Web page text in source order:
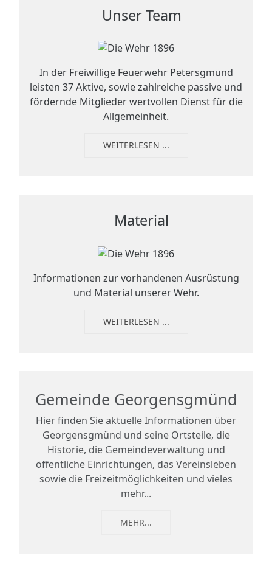
Unser Team
In der Freiwillige Feuerwehr Petersgmünd
leisten 37 Aktive, sowie zahlreiche passive und
fördernde Mitglieder wertvollen Dienst für die
Allgemeinheit.
WEITERLESEN ...
Material
Informationen zur vorhandenen Ausrüstung
und Material unserer Wehr.
WEITERLESEN ...
Gemeinde Georgensgmünd
Hier finden Sie aktuelle Informationen über
Georgensgmünd und seine Ortsteile, die
Historie, die Gemeindeverwaltung und
öffentliche Einrichtungen, das Vereinsleben
sowie die Freizeitmöglichkeiten und vieles
mehr...
MEHR...